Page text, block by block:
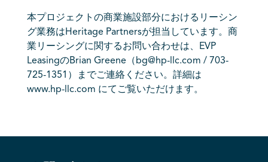
本プロジェクトの商業施設部分におけるリーシン
グ業務はHeritage Partnersが担当しています。商
業リーシングに関するお問い合わせは、EVP
LeasingのBrian Greene（ bg@hp-llc.com / 703-
725-1351）までご連絡ください。詳細は
www.hp-llc.com にてご覧いただけます。